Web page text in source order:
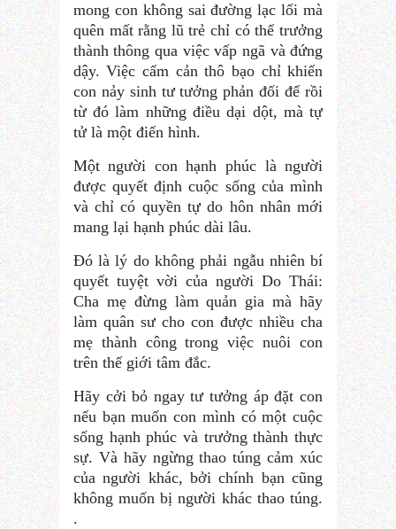
mong con không sai đường lạc lối mà
quên mất rằng lũ trẻ chỉ có thể trưởng
thành thông qua việc vấp ngã và đứng
dậy. Việc cấm cản thô bạo chỉ khiến
con nảy sinh tư tưởng phản đối để rồi
từ đó làm những điều dại dột, mà tự
tử là một điển hình.
Một người con hạnh phúc là người
được quyết định cuộc sống của mình
và chỉ có quyền tự do hôn nhân mới
mang lại hạnh phúc dài lâu.
Đó là lý do không phải ngẫu nhiên bí
quyết tuyệt vời của người Do Thái:
Cha mẹ đừng làm quản gia mà hãy
làm quân sư cho con được nhiều cha
mẹ thành công trong việc nuôi con
trên thế giới tâm đắc.
Hãy cởi bỏ ngay tư tưởng áp đặt con
nếu bạn muốn con mình có một cuộc
sống hạnh phúc và trưởng thành thực
sự. Và hãy ngừng thao túng cảm xúc
của người khác, bởi chính bạn cũng
không muốn bị người khác thao túng.
.